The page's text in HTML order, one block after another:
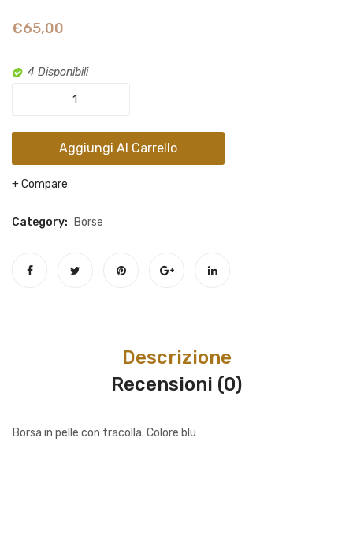
€65,00
4 Disponibili
pelle
abbinato
in
quantity
Aggiungi Al Carrello
Compare
Category: Borse
Descrizione
Recensioni (0)
Borsa in pelle con tracolla. Colore blu